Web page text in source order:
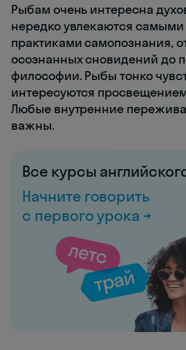
Рыбам очень интересна
нередко увлекаются
практиками самопознания,
осознанных сновидений до
философии. Рыбы тонко
интересуются
Любые внутренние
важны.
Все курсы
Начните говорить
с первого урока →